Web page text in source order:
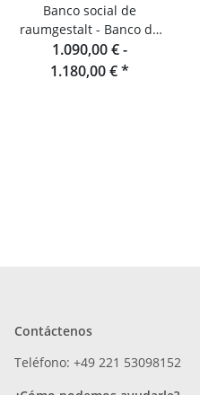
Banco social de
raumgestalt - Banco de
láminas de roble de 180
cm
1.090,00 € -
1.180,00 €*
Contáctenos
Teléfono: +49 221 53098152